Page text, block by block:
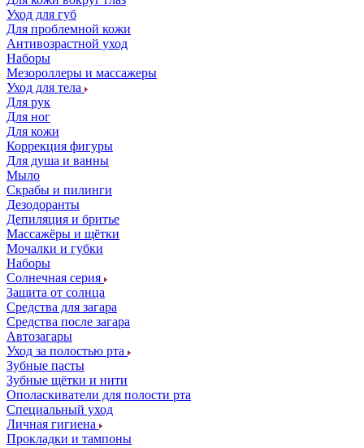
Уход для губ
Для проблемной кожи
Антивозрастной уход
Наборы
Мезороллеры и массажеры
Уход для тела
Для рук
Для ног
Для кожи
Коррекция фигуры
Для душа и ванны
Мыло
Скрабы и пилинги
Дезодоранты
Депиляция и бритье
Массажёры и щётки
Мочалки и губки
Наборы
Солнечная серия
Защита от солнца
Средства для загара
Средства после загара
Автозагары
Уход за полостью рта
Зубные пасты
Зубные щётки и нити
Ополаскиватели для полости рта
Специальный уход
Личная гигиена
Прокладки и тампоны